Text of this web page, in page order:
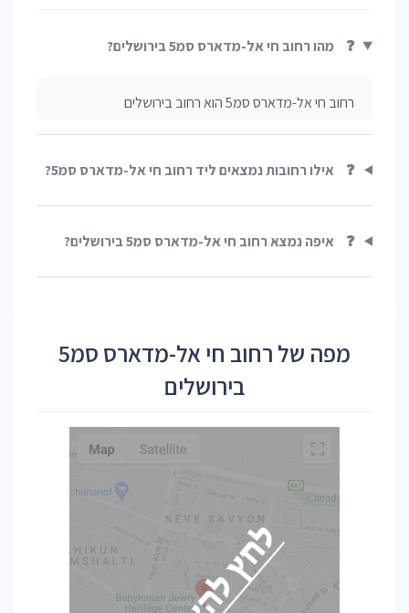
❓ מהו רחוב חי אל-מדארס סמ5 בירושלים?
רחוב חי אל-מדארס סמ5 הוא רחוב בירושלים
❓ אילו רחובות נמצאים ליד רחוב חי אל-מדארס סמ5?
❓ איפה נמצא רחוב חי אל-מדארס סמ5 בירושלים?
מפה של רחוב חי אל-מדארס סמ5
בירושלים